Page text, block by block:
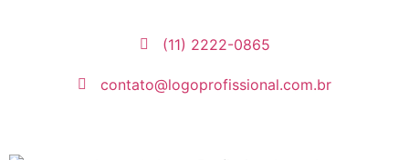
(11) 2222-0865
contato@logoprofissional.com.br